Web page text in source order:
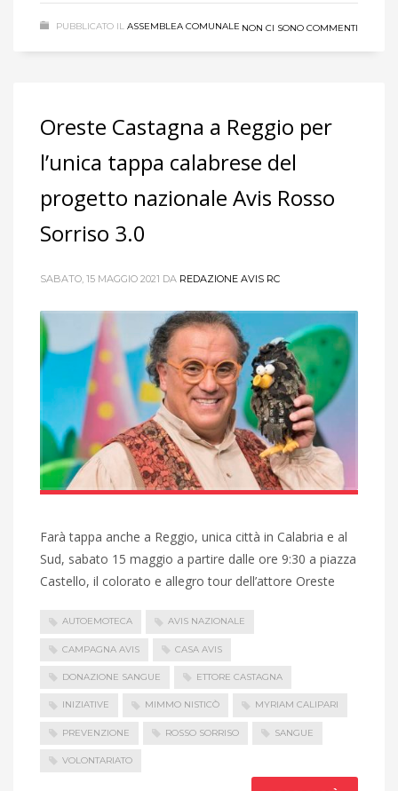
PUBBLICATO IL ASSEMBLEA COMUNALE NON CI SONO COMMENTI
Oreste Castagna a Reggio per
l’unica tappa calabrese del
progetto nazionale Avis Rosso
Sorriso 3.0
SABATO, 15 MAGGIO 2021 DA REDAZIONE AVIS RC
Farà tappa anche a Reggio, unica città in Calabria e al
Sud, sabato 15 maggio a partire dalle ore 9:30 a piazza
Castello, il colorato e allegro tour dell’attore Oreste
AUTOEMOTECA AVIS NAZIONALE
CAMPAGNA AVIS CASA AVIS
DONAZIONE SANGUE ETTORE CASTAGNA
INIZIATIVE MIMMO NISTICÒ MYRIAM CALIPARI
PREVENZIONE ROSSO SORRISO SANGUE
VOLONTARIATO